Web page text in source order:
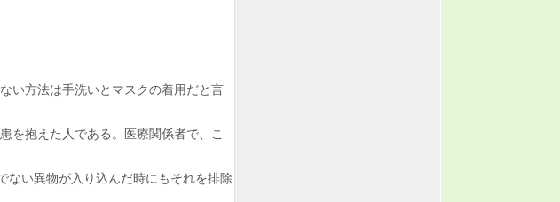
い方法は手洗いとマスクの着用だと言
を抱えた人である。医療関係者で、こ
ない異物が入り込んだ時にもそれを排除